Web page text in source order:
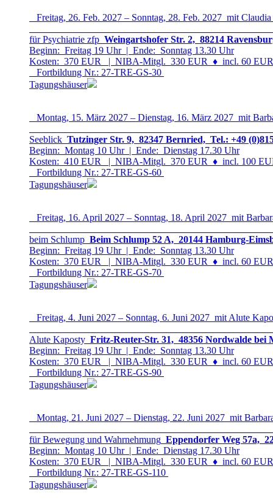
Freitag, 26. Feb. 2027 – Sonntag, 28. Feb. 2027 mit
für Psychiatrie zfp Weingartshofer Str. 2, 88214
Beginn: Freitag 19 Uhr | Ende: Sonntag 13.30 Uhr
Kosten: 370 EUR | NIBA-Mitgl. 330 EUR ♦ incl. 60
Fortbildung Nr.: 27-TRE-GS-30
Tagungshäuser
Montag, 15. März 2027 – Dienstag, 16. März 2027 mit
Seeblick Tutzinger Str. 9, 82347 Bernried, Tel.: +49
Beginn: Montag 10 Uhr | Ende: Dienstag 17.30 Uhr
Kosten: 410 EUR | NIBA-Mitgl. 370 EUR ♦ incl. 100
Fortbildung Nr.: 27-TRE-GS-60
Tagungshäuser
Freitag, 16. April 2027 – Sonntag, 18. April 2027 mit
beim Schlump Beim Schlump 52 A, 20144 Hamburg-
Beginn: Freitag 19 Uhr | Ende: Sonntag 13.30 Uhr
Kosten: 370 EUR | NIBA-Mitgl. 330 EUR ♦ incl. 60
Fortbildung Nr.: 27-TRE-GS-70
Tagungshäuser
Freitag, 4. Juni 2027 – Sonntag, 6. Juni 2027 mit Alute
Alute Kaposty Fritz-Reuter-Str. 31, 48356 Nordwalde bei
Beginn: Freitag 19 Uhr | Ende: Sonntag 13.30 Uhr
Kosten: 370 EUR | NIBA-Mitgl. 330 EUR ♦ incl. 60
Fortbildung Nr.: 27-TRE-GS-90
Tagungshäuser
Montag, 21. Juni 2027 – Dienstag, 22. Juni 2027 mit
für Bewegung und Wahrnehmung Eppendorfer Weg 57a,
Beginn: Montag 10 Uhr | Ende: Dienstag 17.30 Uhr
Kosten: 370 EUR | NIBA-Mitgl. 330 EUR ♦ incl. 60
Fortbildung Nr.: 27-TRE-GS-110
Tagungshäuser